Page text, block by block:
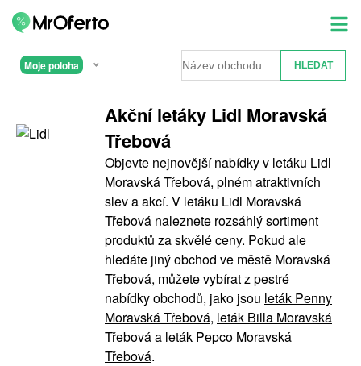
Moje poloha
Akční letáky Lidl Moravská
Třebová
Objevte nejnovější nabídky v letáku Lidl
Moravská Třebová, plném atraktivních
slev a akcí. V letáku Lidl Moravská
Třebová naleznete rozsáhlý sortiment
produktů za skvělé ceny. Pokud ale
hledáte jiný obchod ve městě Moravská
Třebová, můžete vybírat z pestré
nabídky obchodů, jako jsou leták Penny
Moravská Třebová, leták Billa Moravská
Třebováa leták Pepco Moravská
Třebová.